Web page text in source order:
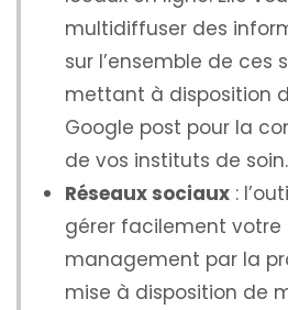
multidiffuser des
sur l’ensemble de ces
mettant à disposition
Google post pour la
de vos instituts de soin.
Réseaux sociaux :
gérer facilement
management par la
mise à disposition de